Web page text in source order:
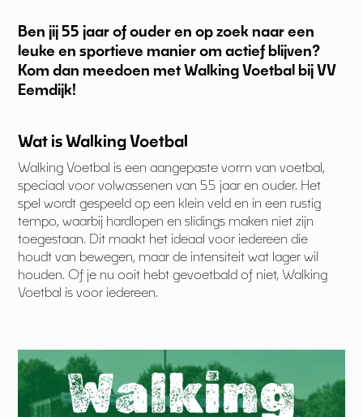
Ben jij 55 jaar of ouder en op zoek naar een
leuke en sportieve manier om actief blijven?
Kom dan meedoen met Walking Voetbal bij VV
Eemdijk!
Wat is Walking Voetbal
Walking Voetbal is een aangepaste vorm van voetbal,
speciaal voor volwassenen van 55 jaar en ouder. Het
spel wordt gespeeld op een klein veld en in een rustig
tempo, waarbij hardlopen en slidings maken niet zijn
toegestaan. Dit maakt het ideaal voor iedereen die
houdt van bewegen, maar de intensiteit wat lager wil
houden. Of je nu ooit hebt gevoetbald of niet, Walking
Voetbal is voor iedereen.